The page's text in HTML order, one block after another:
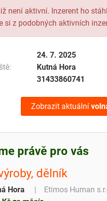
není aktivní. Inzerent ho
si z podobných aktivních
24. 7. 2025
Kutná Hora
31433860741
Zobrazit aktuální
právě pro vás
dělník
Hora
Etimos Human